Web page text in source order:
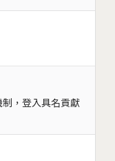
，登入具名貢獻